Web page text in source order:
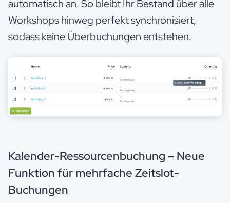
automatisch an. So bleibt Ihr Bestand über alle
Workshops hinweg perfekt synchronisiert,
sodass keine Überbuchungen entstehen.
Kalender-Ressourcenbuchung – Neue
Funktion für mehrfache Zeitslot-
Buchungen